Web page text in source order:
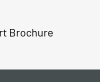
Brochure